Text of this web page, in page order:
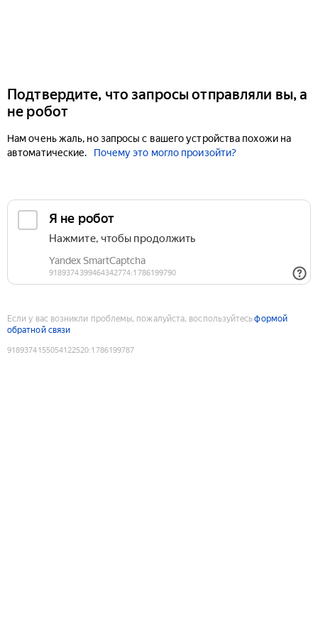
Подтвердите, что запросы отправляли вы, а
не робот
Нам очень жаль, но запросы с вашего устройства похожи на
автоматические.
Почему это могло произойти?
Если у вас возникли проблемы, пожалуйста, воспользуйтесьформой
обратной связи
9189374155054122520:1786199787